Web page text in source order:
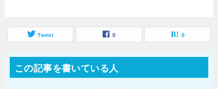
Tweet 0 0
この記事を書いている人